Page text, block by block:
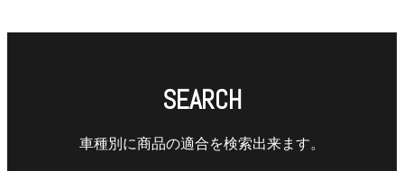
SEARCH
車種別に商品の適合を検索出来ます。